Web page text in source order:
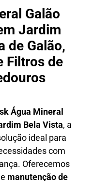
Galão
Jardim
de Galão,
Filtros de
Água Mineral
Bela Vista, a
ideal para
com
Oferecemos
manutenção de